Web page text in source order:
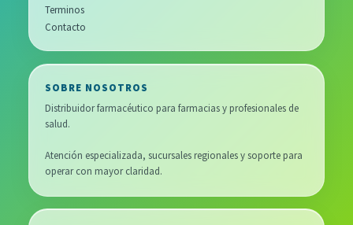
Terminos
Contacto
SOBRE NOSOTROS
Distribuidor farmacéutico para farmacias y profesionales de
salud.
Atención especializada, sucursales regionales y soporte para
operar con mayor claridad.